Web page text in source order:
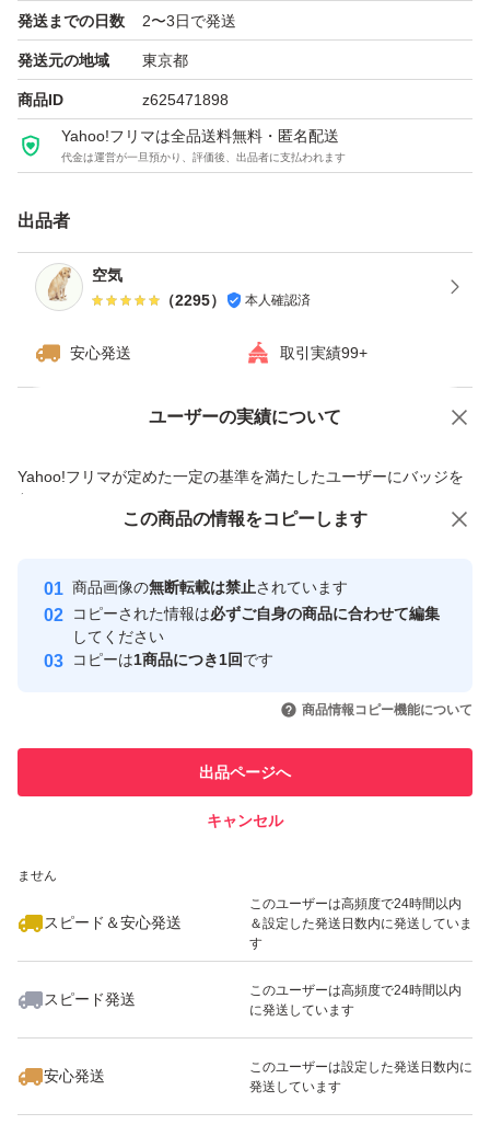
・段ボールでの発送中に割れてしまう事があったため、お
酒用のP箱で発送しております！
・段ボールご希望の際は購入後にメッセージでご連絡くだ
さい。
・配達日時のご希望がある方も購入後のメッセージでご連
・日曜日、月曜日は発送をお休みさせて頂く場合がござい
ますが、ご了承下さい。
・ダンボールは破損しやすい為プラスチック箱を推奨しま
す。※四合瓶はサイズの都合上ダンボールでの発送がメイ
獺祭、十四代、黒龍、而今、鍋島、勝駒、花邑、花陽浴、
新政、飛露喜、田酒、東洋美人、写楽、No6、鳳凰美田、
酒、亜麻猫、陽乃鳥、天蛙、プレミア酒、日本酒、山本、
冩楽、飛露喜、十四代、磯自慢
くどき上手、澤屋まつもと、花陽浴、勝駒、九平次、久保
発送までの日数 2〜3日で発送
発送元の地域 東京都
商品ID z625471898
Yahoo!フリマは全品送料無料・匿名配送
代金は運営が一旦預かり、評価後、出品者に支払われます
出品者
空気
（2295） 本人確認済
安心発送 取引実績99+
ユーザーの実績について
Yahoo!フリマが定めた一定の基準を満たしたユーザーにバッジを
付与しています
安心取引出品者
心・安全なユーザーです
取引実績
引を完了させた実績があります
での取引実績があります
ません
スピード＆安心発送
このユーザーは高頻度で24時間以内
＆設定した発送日数内に発送していま
す
スピード発送
このユーザーは高頻度で24時間以内
に発送しています
安心発送
このユーザーは設定した発送日数内に
発送しています
価格の相談 商品への質問
この商品の情報をコピーします
商品画像の無断転載は禁止されています
コピーされた情報は必ずご自身の商品に合わせて編集
してください
コピーは1商品につき1回です
商品情報コピー機能について
出品ページへ
キャンセル
この商品をみている人にオススメ
いいね！
20,200